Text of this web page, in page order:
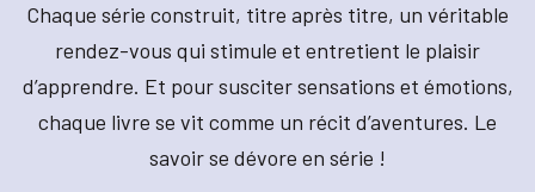
Chaque série construit, titre après titre, un véritable
rendez-vous qui stimule et entretient le plaisir
d’apprendre. Et pour susciter sensations et émotions,
chaque livre se vit comme un récit d’aventures. Le
savoir se dévore en série !